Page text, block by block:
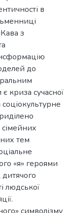
в
з
до
криза сучасної
соціокультурне
тем
«я» героями
дитячого
людської